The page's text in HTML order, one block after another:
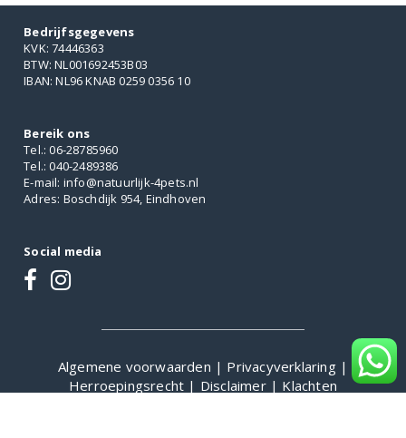
Bedrijfsgegevens
KVK: 74446363
BTW: NL001692453B03
IBAN: NL96 KNAB 0259 0356 10
Bereik ons
Tel.: 06-28785960
Tel.: 040-2489386
E-mail: info@natuurlijk-4pets.nl
Adres: Boschdijk 954, Eindhoven
Social media
Algemene voorwaarden | Privacyverklaring |
Herroepingsrecht | Disclaimer | Klachten